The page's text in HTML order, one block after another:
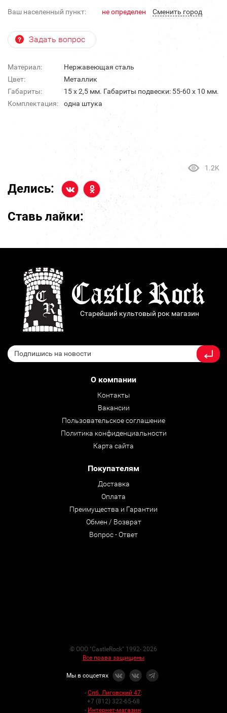
Ваш населенный пункт: не определен Cменить город
Задать вопрос
Материал:
Нержавеющая сталь
Цвет:
Металлик
Габариты:
15 х 2,5 мм. Габариты подвески: 55-60 х 10 мм.
Комплектация:
одна штука
1.2K
Делись:
Ставь лайки:
Старейший культовый рок магазин
О компании
Контакты
Вакансии
Пользовательское соглашение
Политика конфиденциальности
Карта сайта
Покупателям
Доставка
Оплата
Преимущества и Гарантии
Обмен / Возврат
Вопрос - Ответ
© ООО "CastleRock" 1992- 2026
Все права защищены
Мы в соцсетях
- Спб. Лиговский 47:
+7 (812) 322-65-68
- Интернет-магазин: